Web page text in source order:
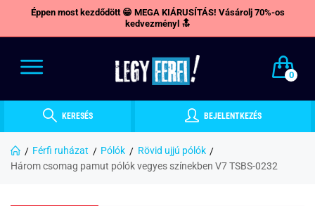
Éppen most kezdődött 😁 MEGA KIÁRUSÍTÁS! Vásárolj 70%-os
kedvezményl 🔝
0
KERESÉS BEJELENTKEZÉS
Férfi ruházat Pólók
Rövid ujjú pólók
Három csomag pamut pólók vegyes színekben V7 TSBS-0232